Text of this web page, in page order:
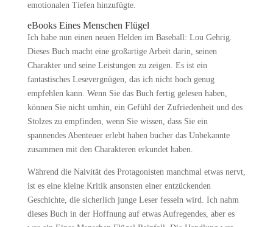
emotionalen Tiefen hinzufügte.
eBooks Eines Menschen Flügel
Ich habe nun einen neuen Helden im Baseball: Lou Gehrig.
Dieses Buch macht eine großartige Arbeit darin, seinen
Charakter und seine Leistungen zu zeigen. Es ist ein
fantastisches Lesevergnügen, das ich nicht hoch genug
empfehlen kann. Wenn Sie das Buch fertig gelesen haben,
können Sie nicht umhin, ein Gefühl der Zufriedenheit und des
Stolzes zu empfinden, wenn Sie wissen, dass Sie ein
spannendes Abenteuer erlebt haben bucher das Unbekannte
zusammen mit den Charakteren erkundet haben.
Während die Naivität des Protagonisten manchmal etwas nervt,
ist es eine kleine Kritik ansonsten einer entzückenden
Geschichte, die sicherlich junge Leser fesseln wird. Ich nahm
dieses Buch in der Hoffnung auf etwas Aufregendes, aber es